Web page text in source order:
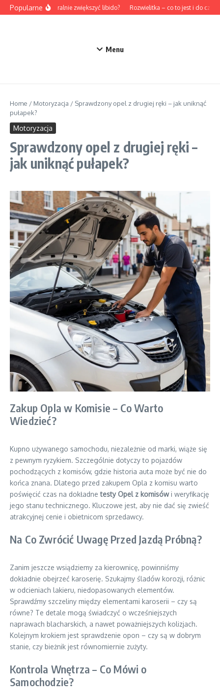
Przejdź do treści
PopularneJak naturalnie zwiększyć libido? Rozwielitka – co to jest i do czego
Menu
Home / Motoryzacja / Sprawdzony opel z drugiej ręki – jak uniknąć
pułapek?
Motoryzacja
Sprawdzony opel z drugiej ręki –
jak uniknąć pułapek?
Zakup Opla w Komisie – Co Warto
Wiedzieć?
Kupno używanego samochodu, niezależnie od marki, wiąże się
z pewnym ryzykiem. Szczególnie dotyczy to pojazdów
pochodzących z komisów, gdzie historia auta może być nie do
końca znana. Dlatego przed zakupem Opla z komisu warto
poświęcić czas na dokładnetesty Opel z komisówi weryfikację
jego stanu technicznego. Kluczowe jest, aby nie dać się zwieść
atrakcyjnej cenie i obietnicom sprzedawcy.
Na Co Zwrócić Uwagę Przed Jazdą Próbną?
Zanim jeszcze wsiądziemy za kierownicę, powinniśmy
dokładnie obejrzeć karoserię. Szukajmy śladów korozji, różnic
w odcieniach lakieru, niedopasowanych elementów.
Sprawdźmy szczeliny między elementami karoserii – czy są
równe? Te detale mogą świadczyć o wcześniejszych
naprawach blacharskich, a nawet poważniejszych kolizjach.
Kolejnym krokiem jest sprawdzenie opon – czy są w dobrym
stanie, czy bieżnik jest równomiernie zużyty.
Kontrola Wnętrza – Co Mówi o
Samochodzie?